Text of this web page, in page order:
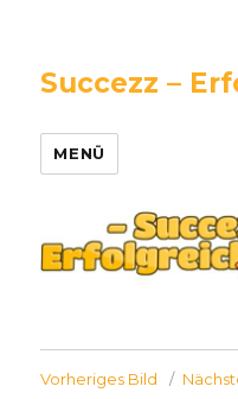
Succezz –
MENÜ
Vorheriges Bild